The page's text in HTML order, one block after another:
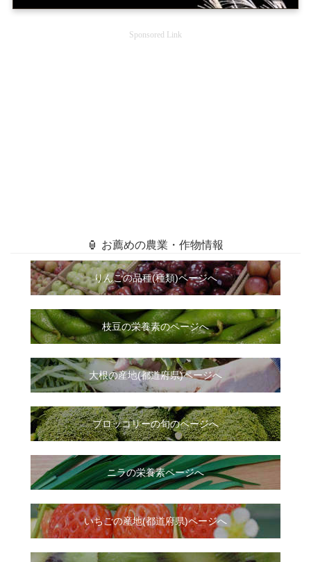
Sponsored Link
🏮 お薦めの農業・作物情報
りんごの品種(種類)ページへ
枝豆の栄養素のページへ
大根の産地(都道府県)ページへ
ブロッコリーの旬のページへ
ニラの栄養素ページへ
いちごの産地(都道府県)ページへ